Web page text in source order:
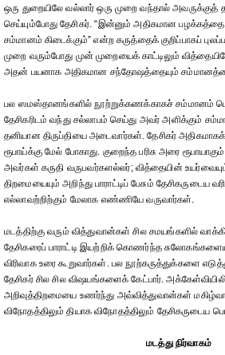
ஒரு துறையிலே வல்லார் ஒரு முறை வந்தால்
செய்யும்போது தேசிகர். “இன்னும் அதிகமான
சம்மானம் கிடைக்கும்” என்ற கருத்தைக் குறிப்பாகப்
முறை வரும்போது முன் முறையைக் காட்டிலும்
அதன் பயனாக அதிகமான சந்தோஷத்தையும்
பல ஸமஸ்தானங்களில் நூற்றுக்கணக்காகச் சம்மானம்
தேசிகரிடம் வந்து சல்லாபம் செய்து அவர் அளிக்கும்
தனியான திருப்தியை அடைவார்கள். தேசிகர் அதிகமாகக்
ரூபாய்க்கு மேல் போகாது. குறைந்த பரிசு அரை
அவர்கள் கருதி வருபவர்களல்லர்; வித்தையின்
திறமையையும் அறிந்து பாராட்டிப் பேசும்
எல்லாவற்றிற்கும் மேலாக எண்ணியே வருவார்கள்.
மடத்திற்கு வரும் வித்துவான்கள் சில சமயங்களில்
தேசிகரைப் பாராட்டி இயற்றிக் கொணர்ந்த
விரிவாக உரை கூறுவார்கள். பல நூற்கருத்துக்களை
தேசிகர் சில சில விஷயங்களைக் கேட்பார்.
அறிவுத்திறமையை உணர்ந்து அவ்வித்துவான்கள்
விநோதத்திலும் தியாக விநோதத்திலும் தேசிகருடைய
மடத்து நிர்வாகம்